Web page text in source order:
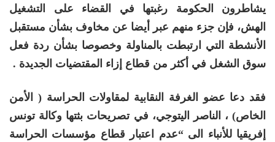
يشاطرون الحكومة رغبتها في القضاء على التشغيل
الهش، فإن جزء منهم عبر أيضا عن مخاوف بشأن مستقبل
الأنشطة التي ارتبطت بالمناولة وخصوصا بشأن ردة فعل
سوق الشغل في أكثر من قطاع إزاء المقتضيات الجديدة .
فقد دعا عضو الغرفة النقابية لمقاولات الحراسة ( الأمن
الخاص) ، الناصر اليتوجي، في تصريحات بثتها وكالة تونس
إفريقيا للأنباء الى “عدم اعتبار قطاع مؤسسات الحراسة